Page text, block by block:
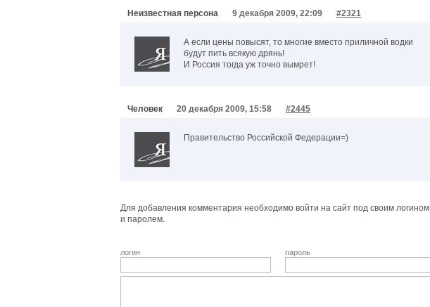
Неизвестная персона 9 декабря 2009, 22:09 #2321
А если цены повысят, то многие вместо приличной водки
будут пить всякую дрянь!
И Россия тогда уж точно вымрет!
Человек 20 декабря 2009, 15:58 #2445
Правительство Российской Федерации=)
Для добавления комментария необходимо войти на сайт под своим логином
и паролем.
логин пароль